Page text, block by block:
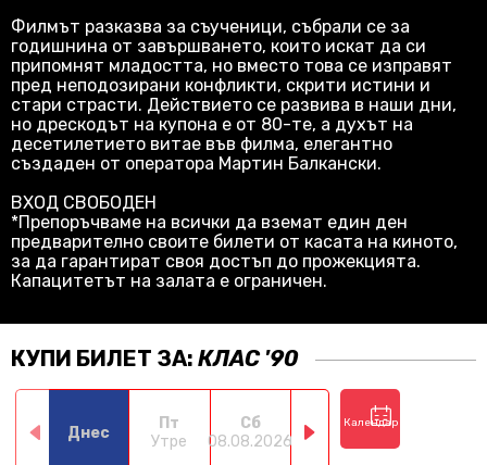
Филмът разказва за съученици, събрали се за
годишнина от завършването, които искат да си
припомнят младостта, но вместо това се изправят
пред неподозирани конфликти, скрити истини и
стари страсти. Действието се развива в наши дни,
но дрескодът на купона е от 80-те, а духът на
десетилетието витае във филма, елегантно
създаден от оператора Мартин Балкански.
ВХОД СВОБОДЕН
*Препоръчваме на всички да вземат един ден
предварително своите билети от касата на киното,
за да гарантират своя достъп до прожекцията.
Капацитетът на залата е ограничен.
КУПИ БИЛЕТ ЗА: КЛАС '90
Днес
Пт
Утре
Сб
08.08.202609.08.2026
10.08.2026
Календар